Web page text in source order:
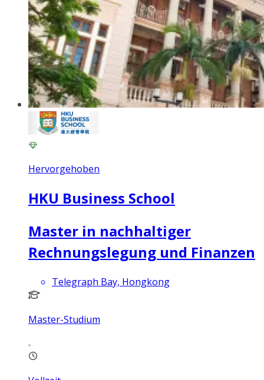
Hervorgehoben
HKU Business School
Master in nachhaltiger
Rechnungslegung und Finanzen
Telegraph Bay, Hongkong
Master-Studium